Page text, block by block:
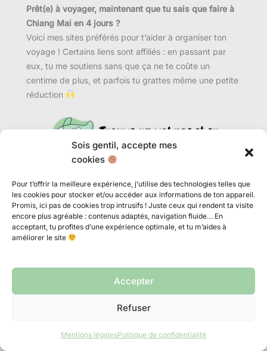
Sois gentil, accepte mes
cookies
Pour t’offrir la meilleure expérience, j’utilise des technologies telles que
les cookies pour stocker et/ou accéder aux informations de ton appareil.
Promis, ici pas de cookies trop intrusifs ! Juste ceux qui rendent ta visite
encore plus agréable : contenus adaptés, navigation fluide… En
acceptant, tu profites d’une expérience optimale, et tu m’aides à
améliorer le site
Accepter
Refuser
Mentions légalesPolitique de confidentialité
Prêt(e) à voyager, maintenant que tu sais que faire à
Chiang Mai en 4 jours ?
Voici mes sites préférés pour t’aider à organiser ton
voyage ! Certains liens sont affiliés : en passant par
eux, tu me soutiens sans que ça ne te coûte un
centime de plus, et parfois tu grattes même une petite
réduction